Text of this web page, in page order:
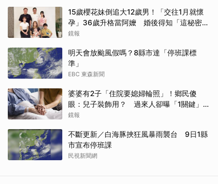
15歲櫻花妹倒追大12歲男！「交往1月就懷
孕」36歲升格當阿嬤 婚後得知「這秘密」
傻眼了
鏡報
明天會放颱風假嗎？8縣市達「停班課標
準」
EBC 東森新聞
婆婆有2子「住院要媳婦輪照」！鄉民傻
眼：兒子裝飾用？ 過來人卻曝「1關鍵」才
做決定
鏡報
不斷更新／白海豚挾狂風暴雨襲台 9日1縣
市宣布停班課
民視新聞網